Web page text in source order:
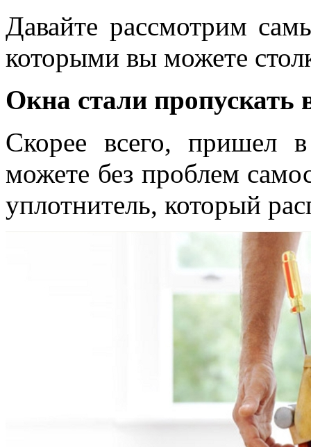
Давайте рассмотрим
которыми вы можете
Окна стали пропускать
Скорее всего, пришел
можете без проблем
уплотнитель, который